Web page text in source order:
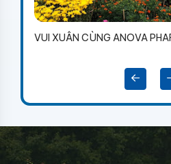
ANOVA PHARMA | DOWNLOAD